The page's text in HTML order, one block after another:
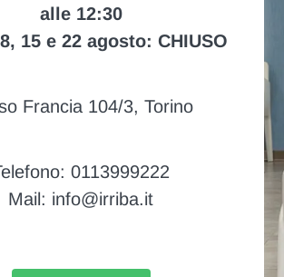
alle 12:30
15 e 22 agosto: CHIUSO
Francia 104/3, Torino
0113999222
Mail: info@irriba.it